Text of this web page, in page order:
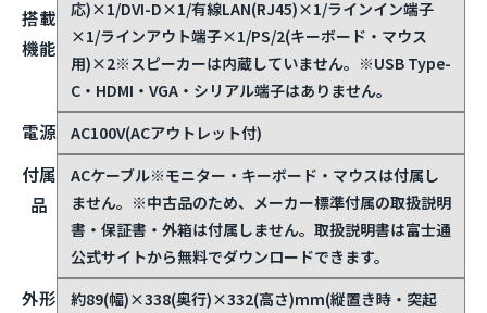
搭載
機能
応)×1/DVI-D×1/有線LAN(RJ45)×1/ラインイン端子
×1/ラインアウト端子×1/PS/2(キーボード・マウス
用)×2※スピーカーは内蔵していません。※USB Type-
C・HDMI・VGA・シリアル端子はありません。
電源 AC100V(ACアウトレット付)
付属
品
ACケーブル※モニター・キーボード・マウスは付属し
ません。※中古品のため、メーカー標準付属の取扱説明
書・保証書・外箱は付属しません。取扱説明書は富士通
公式サイトから無料でダウンロードできます。
外形
約89(幅)×338(奥行)×332(高さ)mm(縦置き時・突起